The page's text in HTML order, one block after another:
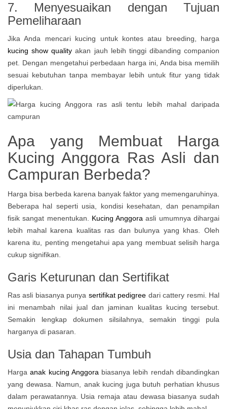
7. Menyesuaikan dengan Tujuan
Pemeliharaan
Jika Anda mencari kucing untuk kontes atau breeding, harga
kucing show quality akan jauh lebih tinggi dibanding companion
pet. Dengan mengetahui perbedaan harga ini, Anda bisa memilih
sesuai kebutuhan tanpa membayar lebih untuk fitur yang tidak
diperlukan.
Apa yang Membuat Harga
Kucing Anggora Ras Asli dan
Campuran Berbeda?
Harga bisa berbeda karena banyak faktor yang memengaruhinya.
Beberapa hal seperti usia, kondisi kesehatan, dan penampilan
fisik sangat menentukan. Kucing Anggora asli umumnya dihargai
lebih mahal karena kualitas ras dan bulunya yang khas. Oleh
karena itu, penting mengetahui apa yang membuat selisih harga
cukup signifikan.
Garis Keturunan dan Sertifikat
Ras asli biasanya punya sertifikat pedigree dari cattery resmi. Hal
ini menambah nilai jual dan jaminan kualitas kucing tersebut.
Semakin lengkap dokumen silsilahnya, semakin tinggi pula
harganya di pasaran.
Usia dan Tahapan Tumbuh
Hargaanak kucing Anggorabiasanya lebih rendah dibandingkan
yang dewasa. Namun, anak kucing juga butuh perhatian khusus
dalam perawatannya. Usia remaja atau dewasa biasanya sudah